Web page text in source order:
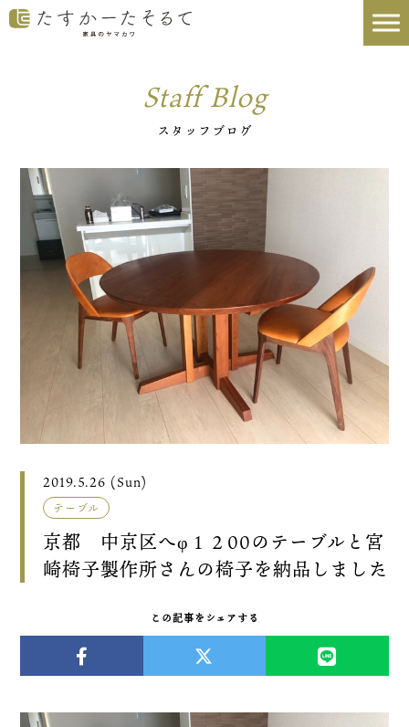
Staff Blog
スタッフブログ
2019.5.26 (Sun)
テーブル
京都 中京区へφ１２00のテーブルと宮
崎椅子製作所さんの椅子を納品しました
この記事をシェアする